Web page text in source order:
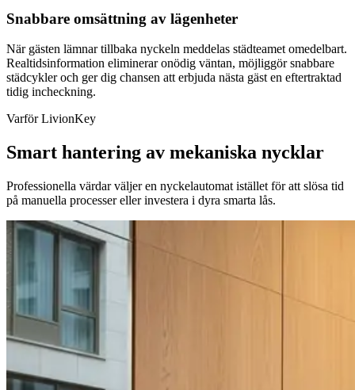
Snabbare omsättning av lägenheter
När gästen lämnar tillbaka nyckeln meddelas städteamet omedelbart.
Realtidsinformation eliminerar onödig väntan, möjliggör snabbare
städcykler och ger dig chansen att erbjuda nästa gäst en eftertraktad
tidig incheckning.
Varför LivionKey
Smart hantering av mekaniska nycklar
Professionella värdar väljer en nyckelautomat istället för att slösa tid
på manuella processer eller investera i dyra smarta lås.